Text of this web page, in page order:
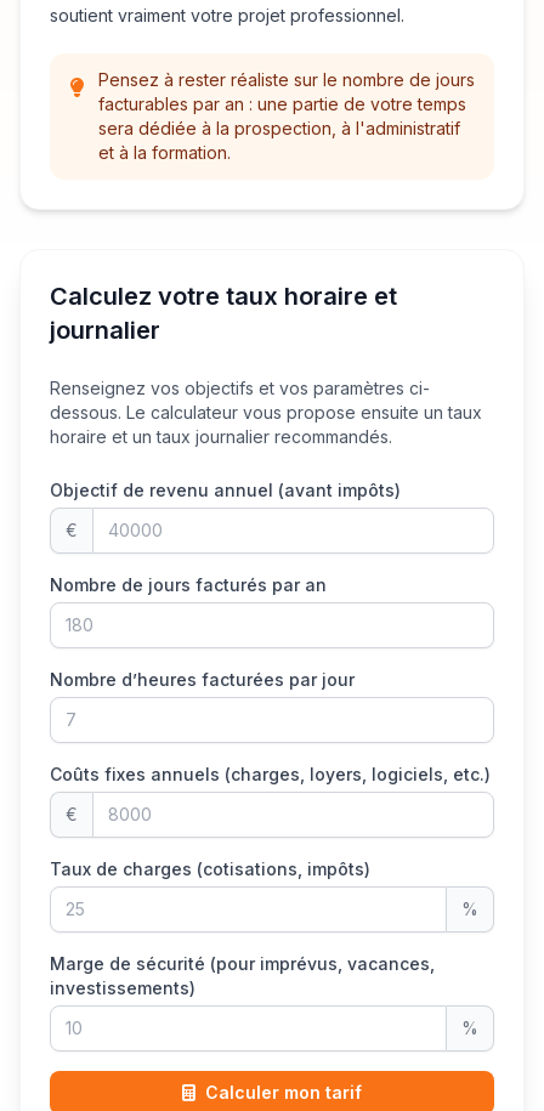
soutient vraiment votre projet professionnel.
Pensez à rester réaliste sur le nombre de jours
facturables par an : une partie de votre temps
sera dédiée à la prospection, à l'administratif
et à la formation.
Calculez votre taux horaire et
journalier
Renseignez vos objectifs et vos paramètres ci-
dessous. Le calculateur vous propose ensuite un taux
horaire et un taux journalier recommandés.
Objectif de revenu annuel (avant impôts)
€
Nombre de jours facturés par an
Nombre d’heures facturées par jour
Coûts fixes annuels (charges, loyers, logiciels, etc.)
€
Taux de charges (cotisations, impôts)
%
Marge de sécurité (pour imprévus, vacances,
investissements)
%
Calculer mon tarif